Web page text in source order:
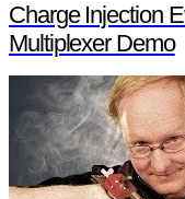
Charge Injection
Multiplexer Demo